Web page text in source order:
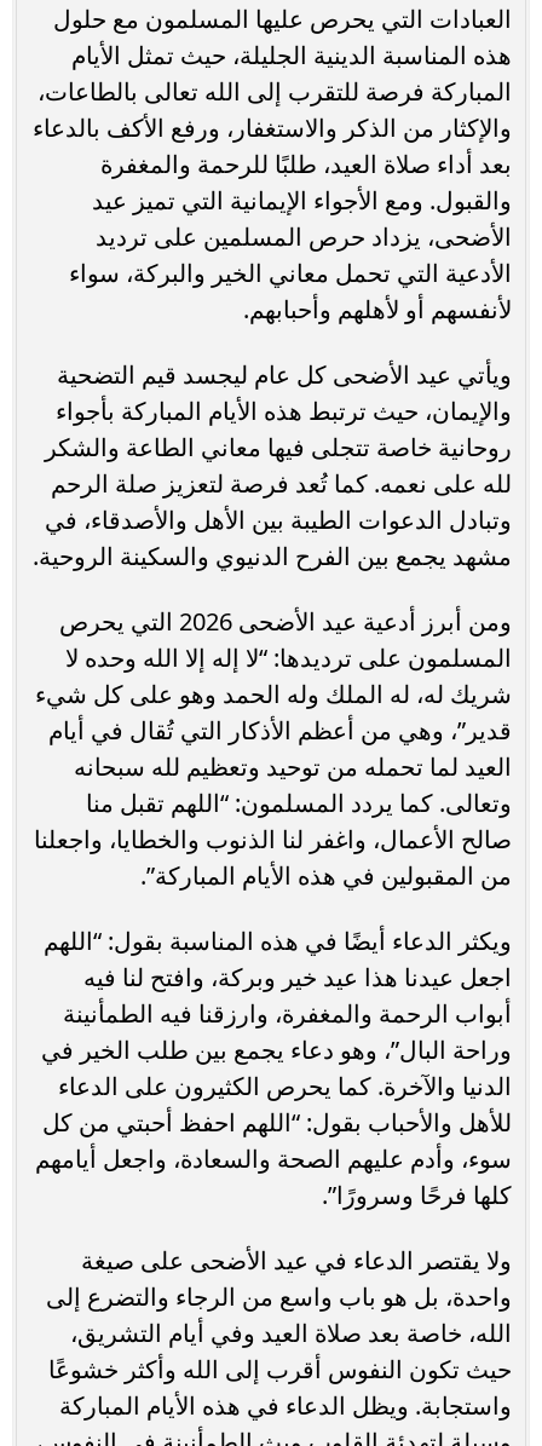
العبادات التي يحرص عليها المسلمون مع حلول
هذه المناسبة الدينية الجليلة، حيث تمثل الأيام
المباركة فرصة للتقرب إلى الله تعالى بالطاعات،
والإكثار من الذكر والاستغفار، ورفع الأكف بالدعاء
بعد أداء صلاة العيد، طلبًا للرحمة والمغفرة
والقبول. ومع الأجواء الإيمانية التي تميز عيد
الأضحى، يزداد حرص المسلمين على ترديد
الأدعية التي تحمل معاني الخير والبركة، سواء
لأنفسهم أو لأهلهم وأحبابهم.
ويأتي عيد الأضحى كل عام ليجسد قيم التضحية
والإيمان، حيث ترتبط هذه الأيام المباركة بأجواء
روحانية خاصة تتجلى فيها معاني الطاعة والشكر
لله على نعمه. كما تُعد فرصة لتعزيز صلة الرحم
وتبادل الدعوات الطيبة بين الأهل والأصدقاء، في
مشهد يجمع بين الفرح الدنيوي والسكينة الروحية.
ومن أبرز أدعية عيد الأضحى 2026 التي يحرص
المسلمون على ترديدها: “لا إله إلا الله وحده لا
شريك له، له الملك وله الحمد وهو على كل شيء
قدير”، وهي من أعظم الأذكار التي تُقال في أيام
العيد لما تحمله من توحيد وتعظيم لله سبحانه
وتعالى. كما يردد المسلمون: “اللهم تقبل منا
صالح الأعمال، واغفر لنا الذنوب والخطايا، واجعلنا
من المقبولين في هذه الأيام المباركة”.
ويكثر الدعاء أيضًا في هذه المناسبة بقول: “اللهم
اجعل عيدنا هذا عيد خير وبركة، وافتح لنا فيه
أبواب الرحمة والمغفرة، وارزقنا فيه الطمأنينة
وراحة البال”، وهو دعاء يجمع بين طلب الخير في
الدنيا والآخرة. كما يحرص الكثيرون على الدعاء
للأهل والأحباب بقول: “اللهم احفظ أحبتي من كل
سوء، وأدم عليهم الصحة والسعادة، واجعل أيامهم
كلها فرحًا وسرورًا”.
ولا يقتصر الدعاء في عيد الأضحى على صيغة
واحدة، بل هو باب واسع من الرجاء والتضرع إلى
الله، خاصة بعد صلاة العيد وفي أيام التشريق،
حيث تكون النفوس أقرب إلى الله وأكثر خشوعًا
واستجابة. ويظل الدعاء في هذه الأيام المباركة